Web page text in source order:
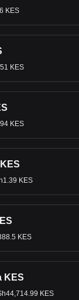
KES
KES
KES
KES
KES
KES
KES